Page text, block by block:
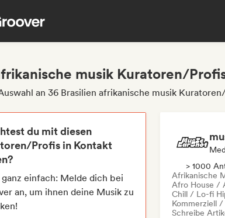
musik Kuratoren/
an 36 Brasilien afrikanische musik
du mit diesen
Profis in Kontakt
ganz einfach: Melde dich bei
an, um ihnen deine Musik zu
> 1000
Afrikanische
Afro House /
Chill / Lo-fi
Kommerziell
Schreibe